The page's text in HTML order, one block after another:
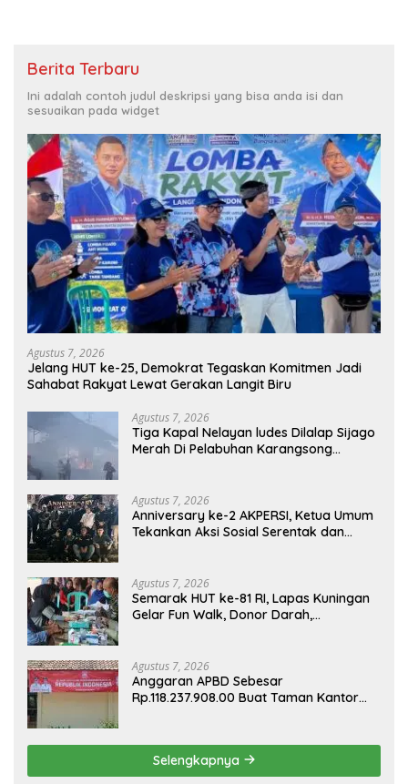
Berita Terbaru
Ini adalah contoh judul deskripsi yang bisa anda isi dan
sesuaikan pada widget
Agustus 7, 2026
Jelang HUT ke-25, Demokrat Tegaskan Komitmen Jadi
Sahabat Rakyat Lewat Gerakan Langit Biru
Agustus 7, 2026
Tiga Kapal Nelayan ludes Dilalap Sijago
Merah Di Pelabuhan Karangsong
Agustus 7, 2026
Anniversary ke-2 AKPERSI, Ketua Umum
Tekankan Aksi Sosial Serentak dan
Agustus 7, 2026
Semarak HUT ke-81 RI, Lapas Kuningan
Gelar Fun Walk, Donor Darah,
Agustus 7, 2026
Anggaran APBD Sebesar
Rp.118.237.908.00 Buat Taman Kantor
Terbuka!
Selengkapnya